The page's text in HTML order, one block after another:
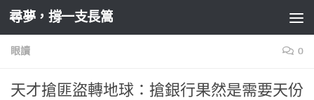
Skip to content
尋夢，撐一支長篙
眼讀 0
天才搶匪盜轉地球：搶銀行果然是需要天份